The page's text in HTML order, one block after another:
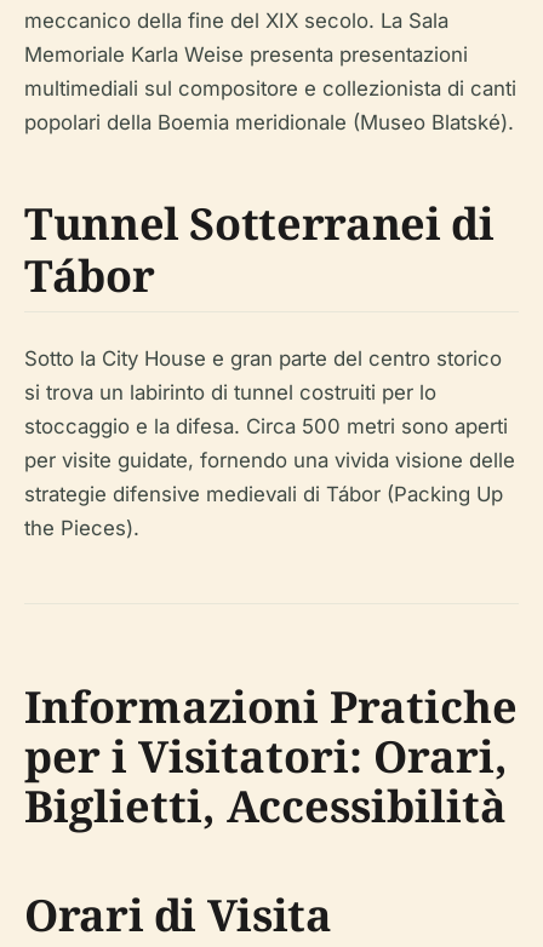
meccanico della fine del XIX secolo. La Sala
Memoriale Karla Weise presenta presentazioni
multimediali sul compositore e collezionista di canti
popolari della Boemia meridionale (Museo Blatské).
Tunnel Sotterranei di
Tábor
Sotto la City House e gran parte del centro storico
si trova un labirinto di tunnel costruiti per lo
stoccaggio e la difesa. Circa 500 metri sono aperti
per visite guidate, fornendo una vivida visione delle
strategie difensive medievali di Tábor (Packing Up
the Pieces).
Informazioni Pratiche
per i Visitatori: Orari,
Biglietti, Accessibilità
Orari di Visita